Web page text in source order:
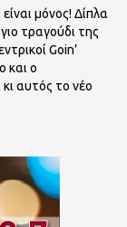
μόνος! Δίπλα
τραγούδι της
Goin’
και ο
αυτός το νέο